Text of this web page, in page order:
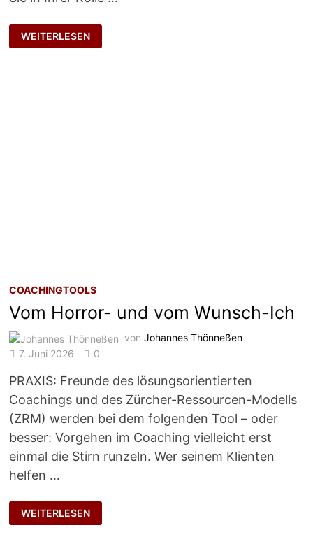
MOTIVATIONSANKER
WEITERLESEN
COACHINGTOOLS
Vom Horror- und vom Wunsch-Ich
vonJohannes Thönneßen
7. Juni 2026
0
PRAXIS: Freunde des lösungsorientierten
Coachings und des Zürcher-Ressourcen-Modells
(ZRM) werden bei dem folgenden Tool – oder
besser: Vorgehen im Coaching vielleicht erst
einmal die Stirn runzeln. Wer seinem Klienten
helfen …
VOM
HORROR-
UND
WEITERLESEN